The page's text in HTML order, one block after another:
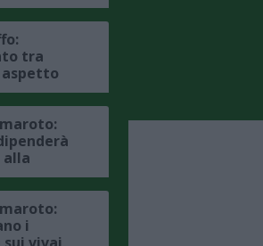
rinnovo a
tra
aspetto
in
alla
e ADL,
si
i